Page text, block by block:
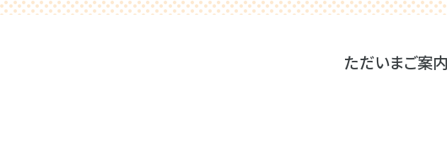
ただいまご案